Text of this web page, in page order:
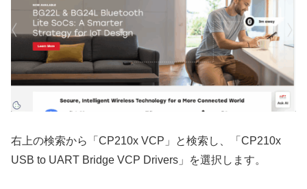
右上の検索から「CP210x VCP」と検索し、「CP210x
USB to UART Bridge VCP Drivers」を選択します。